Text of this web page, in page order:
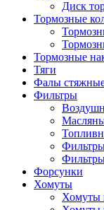
Диск
Тормозные
Тормозные
Тяги
Фалы
Фильтры
Фильтры
Форсунки
Хомуты
Хомуты